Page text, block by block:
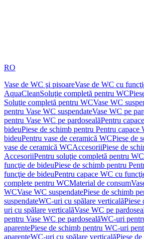
RO
Vase de WC şi pisoareVase de WC cu
AquaCleanSoluţie completă pentru WC
Soluţie completă pentru WCVase WC
pentru Vase WC suspendateVase WC pe
pentru Vase WC pe pardosealăPentru
bideuPiese de schimb pentru Pentru
bideuPentru vase de ceramică WCPiese de
vase de ceramică WCAccesoriiPiese de
AccesoriiPentru soluţie completă pentru WC
funcţie de bideuPiese de schimb pentru
funcţie de bideuPentru capace WC cu
complete pentru WCMaterial de consum
WCVase WC suspendatePiese de schimb
suspendateWC-uri cu spălare verticalăPiese
uri cu spălare verticalăVase WC pe
pentru Vase WC pe pardosealăWC-uri
aparentePiese de schimb pentru WC-uri
aparenteWC-uri cu spălare verticalăPiese